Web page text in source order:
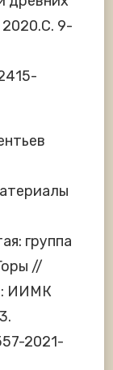
9-
группа
//
ИИМК
2021-